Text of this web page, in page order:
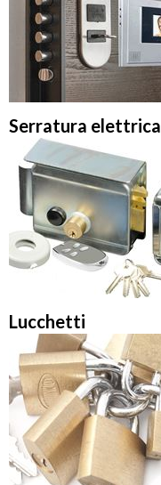
Serratura elettrica
Lucchetti